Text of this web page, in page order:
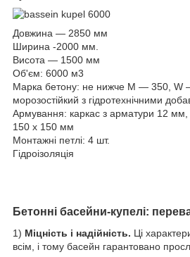
Довжина — 2850 мм
Ширина -2000 мм.
Висота — 1500 мм
Об'єм: 6000 м3
Марка бетону: не нижче M — 350,
морозостійкий з гідротехнічними
Армування: каркас з арматури 12
150 х 150 мм
Монтажні петлі: 4 шт.
Гідроізоляція
Бетонні басейни-купелі:
1) Міцність і надійність. Ці
всім, і тому басейн гарантовано